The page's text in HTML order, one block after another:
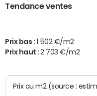
Tendance ventes
Prix bas :
1 502 €/m2
Prix haut :2 703 €/m2
Prix au m2 (source :